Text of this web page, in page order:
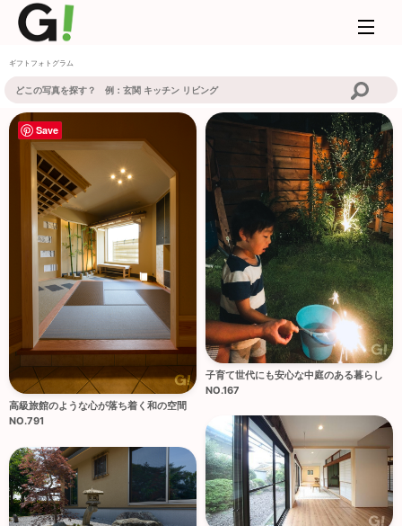
ギフトフォトグラム
高級旅館のような心が落ち着く和の空間
NO.791
子育て世代にも安心な中庭のある暮らし
NO.167
Save